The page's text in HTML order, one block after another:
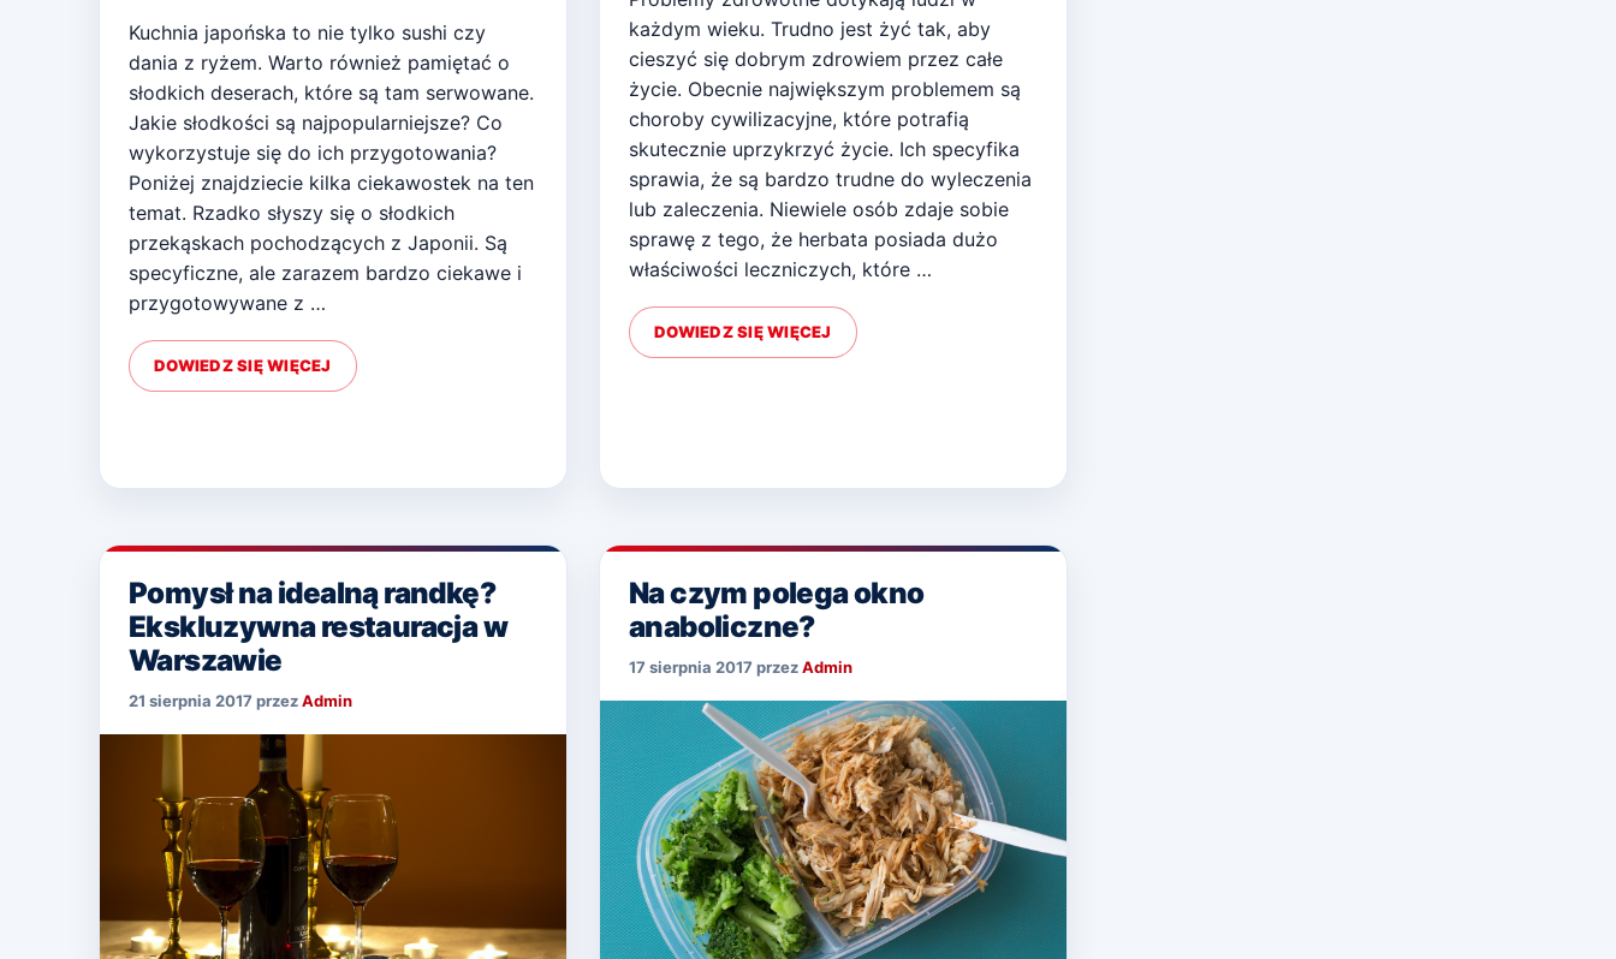
Kuchnia japońska to nie tylko sushi czy
dania z ryżem. Warto również pamiętać o
słodkich deserach, które są tam serwowane.
Jakie słodkości są najpopularniejsze? Co
wykorzystuje się do ich przygotowania?
Poniżej znajdziecie kilka ciekawostek na ten
temat. Rzadko słyszy się o słodkich
przekąskach pochodzących z Japonii. Są
specyficzne, ale zarazem bardzo ciekawe i
przygotowywane z …
DOWIEDZ SIĘ WIĘCEJ
każdym wieku. Trudno jest żyć tak, aby
cieszyć się dobrym zdrowiem przez całe
życie. Obecnie największym problemem są
choroby cywilizacyjne, które potrafią
skutecznie uprzykrzyć życie. Ich specyfika
sprawia, że są bardzo trudne do wyleczenia
lub zaleczenia. Niewiele osób zdaje sobie
sprawę z tego, że herbata posiada dużo
właściwości leczniczych, które …
DOWIEDZ SIĘ WIĘCEJ
Pomysł na idealną randkę?
Ekskluzywna restauracja w
Warszawie
21 sierpnia 2017 przezAdmin
Na czym polega okno
anaboliczne?
17 sierpnia 2017 przezAdmin